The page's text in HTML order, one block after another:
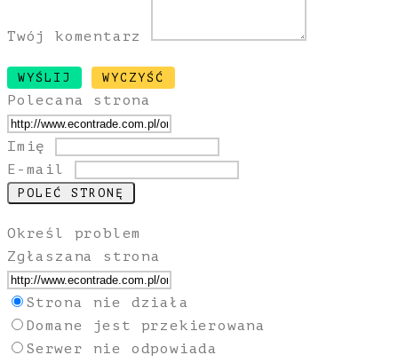
Twój komentarz
Polecana strona
Imię
E-mail
Określ problem
Zgłaszana strona
Strona nie działa
Domane jest przekierowana
Serwer nie odpowiada